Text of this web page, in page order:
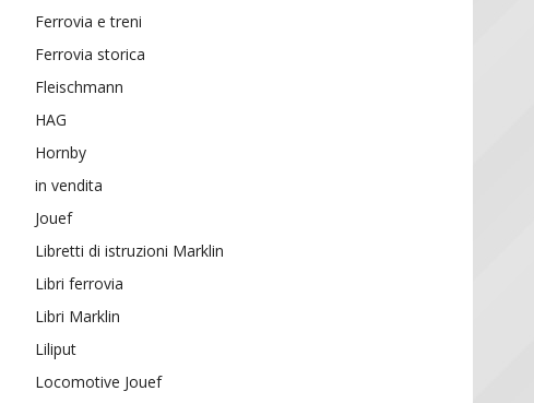
Ferrovia e treni
Ferrovia storica
Fleischmann
HAG
Hornby
in vendita
Jouef
Libretti di istruzioni Marklin
Libri ferrovia
Libri Marklin
Liliput
Locomotive Jouef